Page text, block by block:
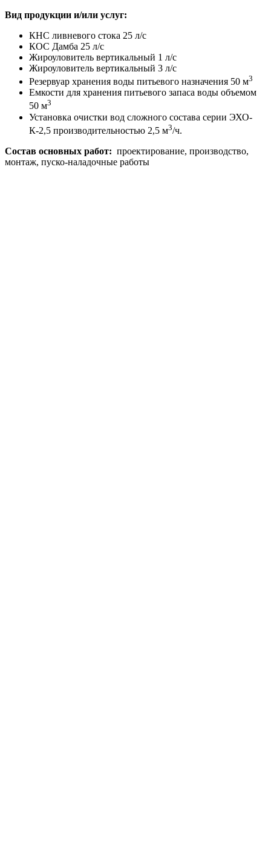
Вид продукции и/или услуг:
КНС ливневого стока 25 л/с
КОС Дамба 25 л/с
Жироуловитель вертикальный 1 л/с
Жироуловитель вертикальный 3 л/с
Резервуар хранения воды питьевого назначения 50 м3
Емкости для хранения питьевого запаса воды объемом
50 м3
Установка очистки вод сложного состава серии ЭХО-
К-2,5 производительностью 2,5 м3/ч.
Состав основных работ: проектирование, производство,
монтаж, пуско-наладочные работы